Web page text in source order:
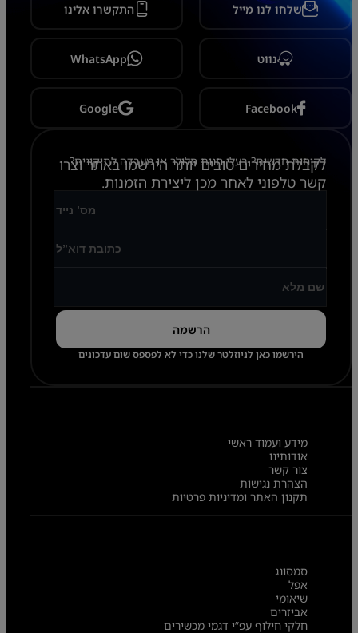
שלחו לנו מייל התקשרו אלינו
נווט WhatsApp
Facebook
Google
לקוחות חדשים? בעלי חנות סלולר או מעבדה לתיקונים?
לקבלת מחירים טובים יותר הירשמו באתר וצרו
קשר טלפוני לאחר מכן ליצירת הזמנות.
הירשמו כאן לניוזלטר שלנו כדי לא לפספס שום עדכונים
מידע ועמוד ראשי
אודותינו
צור קשר
הצהרת נגישות
תקנון האתר ומדיניות פרטיות
סמסונג
אפל
שיאומי
אביזרים
חלקי חילוף עפ”י דגמי מכשירים